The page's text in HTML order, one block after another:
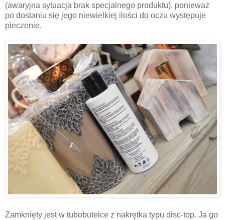
(awaryjna sytuacja brak specjalnego produktu), ponieważ
po dostaniu się jego niewielkiej ilości do oczu występuje
pieczenie.
Zamknięty jest w tubobutelce z nakrętka typu disc-top. Ja go